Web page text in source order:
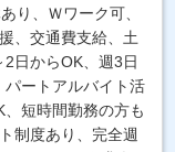
り、Ｗワーク可、
、交通費支給、土
日からOK、週3日
パートアルバイト活
短時間勤務の方も
制度あり、完全週